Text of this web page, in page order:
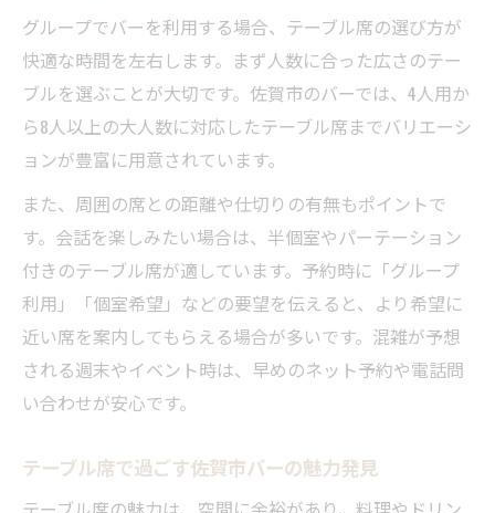
グループでバーを利用する場合、テーブル席の選び方が
快適な時間を左右します。まず人数に合った広さのテー
ブルを選ぶことが大切です。佐賀市のバーでは、4人用か
ら8人以上の大人数に対応したテーブル席までバリエーシ
ョンが豊富に用意されています。
また、周囲の席との距離や仕切りの有無もポイントで
す。会話を楽しみたい場合は、半個室やパーテーション
付きのテーブル席が適しています。予約時に「グループ
利用」「個室希望」などの要望を伝えると、より希望に
近い席を案内してもらえる場合が多いです。混雑が予想
される週末やイベント時は、早めのネット予約や電話問
い合わせが安心です。
テーブル席で過ごす佐賀市バーの魅力発見